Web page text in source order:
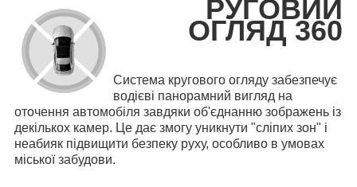
РУГОВИЙ
ОГЛЯД 360
Система кругового огляду забезпечує
водієві панорамний вигляд на
оточення автомобіля завдяки об'єднанню зображень із
декількох камер. Це дає змогу уникнути "сліпих зон" і
неабияк підвищити безпеку руху, особливо в умовах
міської забудови.